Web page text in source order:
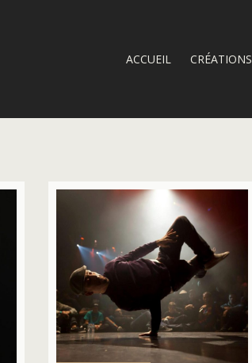
ACCUEIL CRÉATIONS